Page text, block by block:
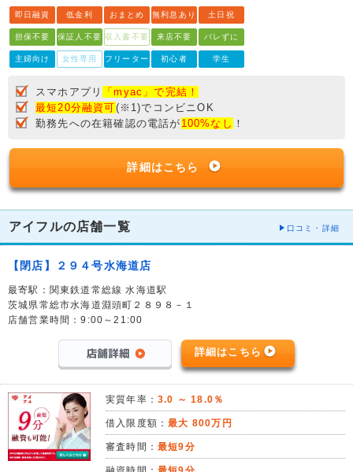
即日融資 低金利 おまとめ 無利息あり 土日祝
担保不要 保証人不要 収入書不要 来店不要 バレずに
主婦向け 女性専用 フリーター 初心者 学生
スマホアプリ
「myac」で完結！
最短20分融資可(※1)でコンビニOK
勤務先への在籍確認の電話が 100%なし ！
詳細はこちら
アイフルの店舗一覧 口コミ・詳細
【閉店】２９４号水海道店
最寄駅：関東鉄道常総線 水海道駅
茨城県常総市水海道淵頭町２８９８－１
店舗営業時間：9:00～21:00
詳細はこちら
実質年率： 3.0 ～ 18.0％
借入限度額：最大 800万円
審査時間： 最短9分